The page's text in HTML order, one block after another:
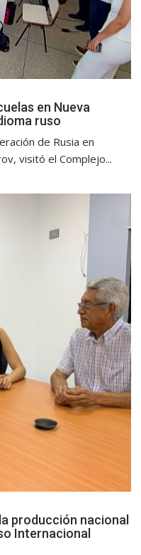
en Nueva
ruso
de Rusia en
visitó el Complejo...
producción nacional
Internacional